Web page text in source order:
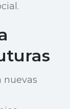
nuevas